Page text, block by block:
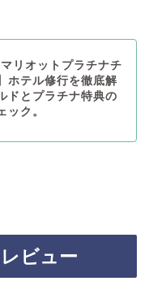
マリオットプラチナチ
ホテル修行を徹底解
ドとプラチナ特典の
ック。
ビュー